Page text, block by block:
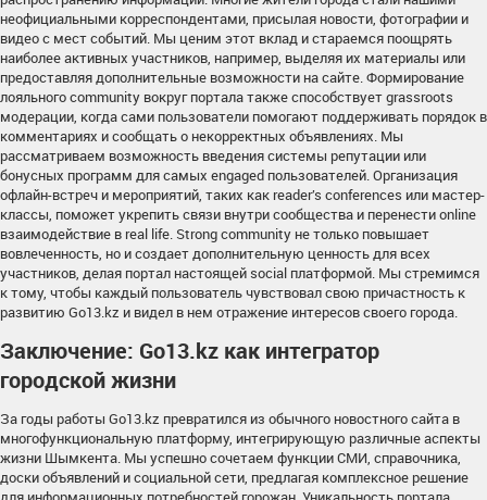
неофициальными корреспондентами, присылая новости, фотографии и
видео с мест событий. Мы ценим этот вклад и стараемся поощрять
наиболее активных участников, например, выделяя их материалы или
предоставляя дополнительные возможности на сайте. Формирование
лояльного community вокруг портала также способствует grassroots
модерации, когда сами пользователи помогают поддерживать порядок в
комментариях и сообщать о некорректных объявлениях. Мы
рассматриваем возможность введения системы репутации или
бонусных программ для самых engaged пользователей. Организация
офлайн-встреч и мероприятий, таких как reader’s conferences или мастер-
классы, поможет укрепить связи внутри сообщества и перенести online
взаимодействие в real life. Strong community не только повышает
вовлеченность, но и создает дополнительную ценность для всех
участников, делая портал настоящей social платформой. Мы стремимся
к тому, чтобы каждый пользователь чувствовал свою причастность к
развитию Go13.kz и видел в нем отражение интересов своего города.
Заключение: Go13.kz как интегратор
городской жизни
За годы работы Go13.kz превратился из обычного новостного сайта в
многофункциональную платформу, интегрирующую различные аспекты
жизни Шымкента. Мы успешно сочетаем функции СМИ, справочника,
доски объявлений и социальной сети, предлагая комплексное решение